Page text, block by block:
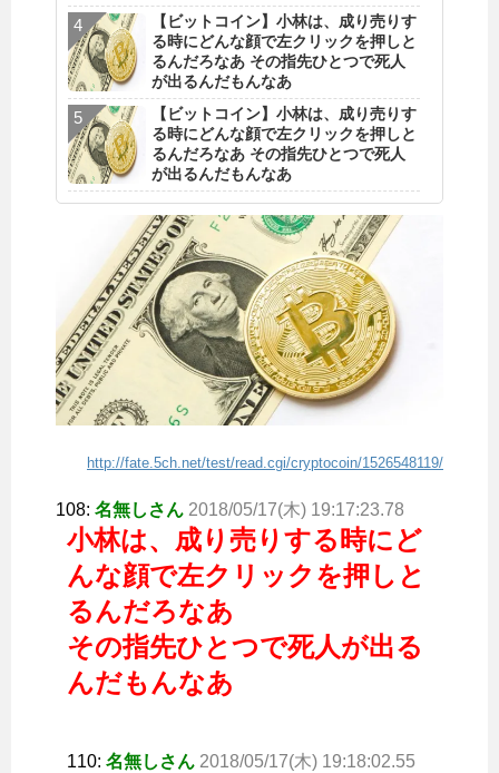
【ビットコイン】小林は、成り売りす
る時にどんな顔で左クリックを押しと
るんだろなあ その指先ひとつで死人
が出るんだもんなあ
【ビットコイン】小林は、成り売りす
る時にどんな顔で左クリックを押しと
るんだろなあ その指先ひとつで死人
が出るんだもんなあ
http://fate.5ch.net/test/read.cgi/cryptocoin/1526548119/
108: 名無しさん 2018/05/17(木) 19:17:23.78
小林は、成り売りする時にど
んな顔で左クリックを押しと
るんだろなあ
その指先ひとつで死人が出る
んだもんなあ
110: 名無しさん 2018/05/17(木) 19:18:02.55